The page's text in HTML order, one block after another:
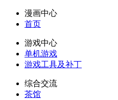
漫画中心
首页
游戏中心
单机游戏
游戏工具及补丁
综合交流
茶馆